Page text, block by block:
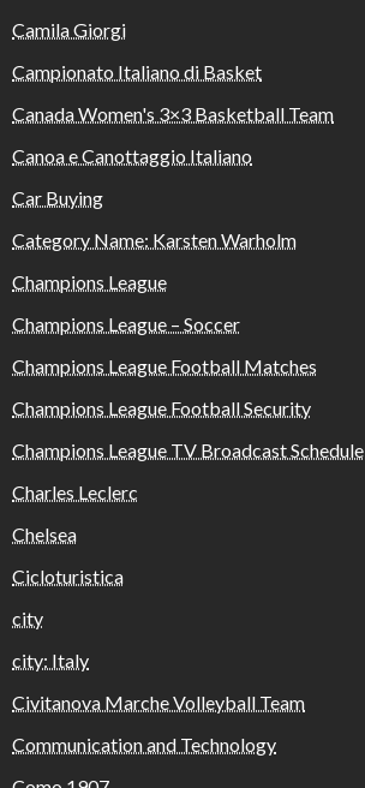
Camila Giorgi
Campionato Italiano di Basket
Canada Women's 3×3 Basketball Team
Canoa e Canottaggio Italiano
Car Buying
Category Name: Karsten Warholm
Champions League
Champions League – Soccer
Champions League Football Matches
Champions League Football Security
Champions League TV Broadcast Schedule
Charles Leclerc
Chelsea
Cicloturistica
city
city: Italy
Civitanova Marche Volleyball Team
Communication and Technology